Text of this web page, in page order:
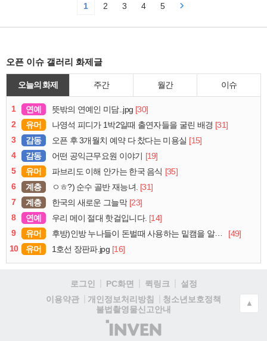
1 2 3 4 5
오픈 이슈 갤러리 화제글
오늘의 화제 주간 월간 이슈
1 연예 뜻밖의 연예인 미담..jpg [30]
2
유머 나영석 피디가 1박2일때 출연자들을 굴린 배경 [31]
3
감동 오픈 후 3개월치 예약 다 찼다는 미용실 [15]
4
감동 어떤 공익근무요원 이야기 [19]
5
유머 파브리도 이해 안가는 한국 음식 [35]
6
계층 ㅇㅎ?) 순수 골반 재능녀. [31]
7
계층 한국의 새로운 그늘막 [23]
8
연예 우리 메이 절대 핫걸입니다. [14]
9
유머 후방)인방 누나들이 돈벌때 사용하는 밑캠을 알아보자
[49]
10
유머 1호선 장판파.jpg [16]
로그인 PC화면 퀵링크
설정
이용약관
개인정보처리방침
청소년보호정책
불법촬영물신고안내
(주)
인
▲